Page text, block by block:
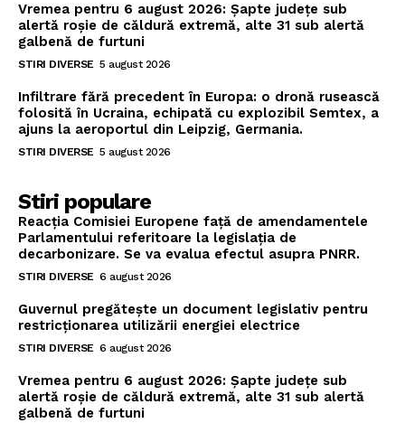
Vremea pentru 6 august 2026: Șapte județe sub
alertă roșie de căldură extremă, alte 31 sub alertă
galbenă de furtuni
STIRI DIVERSE 5 august 2026
Infiltrare fără precedent în Europa: o dronă rusească
folosită în Ucraina, echipată cu explozibil Semtex, a
ajuns la aeroportul din Leipzig, Germania.
STIRI DIVERSE 5 august 2026
Stiri populare
Reacția Comisiei Europene față de amendamentele
Parlamentului referitoare la legislația de
decarbonizare. Se va evalua efectul asupra PNRR.
STIRI DIVERSE 6 august 2026
Guvernul pregătește un document legislativ pentru
restricționarea utilizării energiei electrice
STIRI DIVERSE 6 august 2026
Vremea pentru 6 august 2026: Șapte județe sub
alertă roșie de căldură extremă, alte 31 sub alertă
galbenă de furtuni